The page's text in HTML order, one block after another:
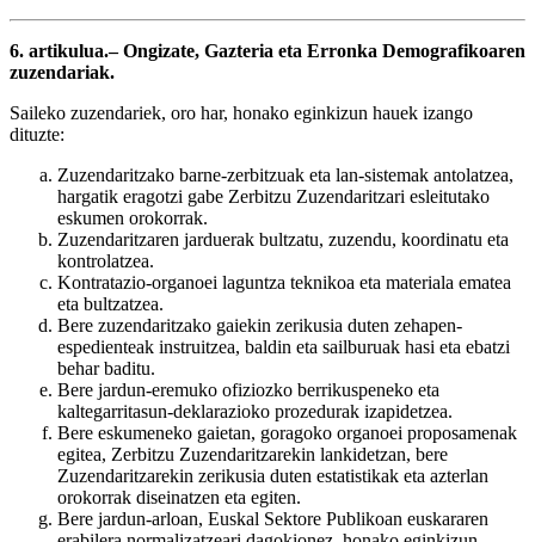
6. artikulua.– Ongizate, Gazteria eta Erronka Demografikoaren
zuzendariak.
Saileko zuzendariek, oro har, honako eginkizun hauek izango
dituzte:
Zuzendaritzako barne-zerbitzuak eta lan-sistemak antolatzea,
hargatik eragotzi gabe Zerbitzu Zuzendaritzari esleitutako
eskumen orokorrak.
Zuzendaritzaren jarduerak bultzatu, zuzendu, koordinatu eta
kontrolatzea.
Kontratazio-organoei laguntza teknikoa eta materiala ematea
eta bultzatzea.
Bere zuzendaritzako gaiekin zerikusia duten zehapen-
espedienteak instruitzea, baldin eta sailburuak hasi eta ebatzi
behar baditu.
Bere jardun-eremuko ofiziozko berrikuspeneko eta
kaltegarritasun-deklarazioko prozedurak izapidetzea.
Bere eskumeneko gaietan, goragoko organoei proposamenak
egitea, Zerbitzu Zuzendaritzarekin lankidetzan, bere
Zuzendaritzarekin zerikusia duten estatistikak eta azterlan
orokorrak diseinatzen eta egiten.
Bere jardun-arloan, Euskal Sektore Publikoan euskararen